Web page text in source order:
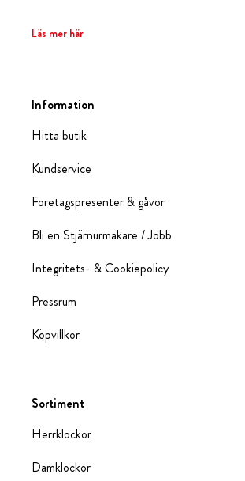
Läs mer här
Information
Hitta butik
Kundservice
Företagspresenter & gåvor
Bli en Stjärnurmakare / Jobb
Integritets- & Cookiepolicy
Pressrum
Köpvillkor
Sortiment
Herrklockor
Damklockor